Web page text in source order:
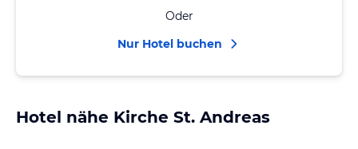
Oder
Nur Hotel buchen
Hotel nähe Kirche St. Andreas